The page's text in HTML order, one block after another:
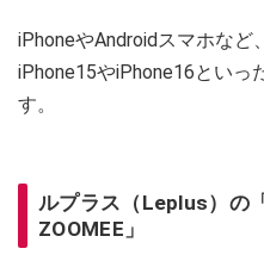
iPhoneやAndroidスマホなど
iPhone15やiPhone16といっ
す。
ルプラス（Leplus）の
ZOOMEE」